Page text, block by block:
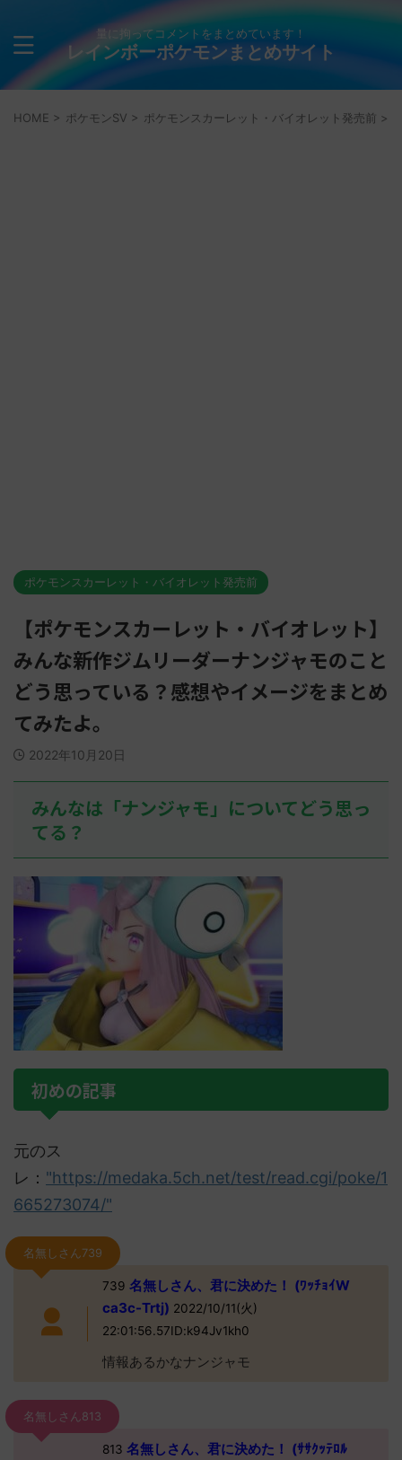
量に拘ってコメントをまとめています！
レインボーポケモンまとめサイト
HOME > ポケモンSV > ポケモンスカーレット・バイオレット発売前 >
ポケモンスカーレット・バイオレット発売前
【ポケモンスカーレット・バイオレット】
みんな新作ジムリーダーナンジャモのこと
どう思っている？感想やイメージをまとめ
てみたよ。
2022年10月20日
みんなは「ナンジャモ」についてどう思っ
てる？
初めの記事
元のス
レ： "https://medaka.5ch.net/test/read.cgi/poke/1
665273074/"
名無しさん739
739 名無しさん、君に決めた！ (ﾜｯﾁｮｲW
ca3c-Trtj) 2022/10/11(火)
22:01:56.57ID:k94Jv1kh0
情報あるかなナンジャモ
名無しさん813
813 名無しさん、君に決めた！ (ｻｻｸｯﾃﾛﾙ